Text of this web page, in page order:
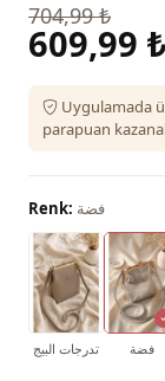
704,99 ₺
609,99 ₺
Uygulamada
parapuan
Renk: فضة
تدرجات البيج فضة